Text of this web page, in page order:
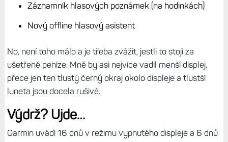
Záznamník hlasových poznámek (na hodinkách)
Nový offline hlasový asistent
No, není toho málo a je třeba zvážit, jestli to stojí za
ušetřené peníze. Mně by asi nejvíce vadil menší displej,
přece jen ten tlustý černý okraj okolo displeje a tlustší
luneta jsou docela rušivé.
Výdrž? Ujde…
Garmin uvádí 16 dnů v režimu vypnutého displeje a 6 dnů